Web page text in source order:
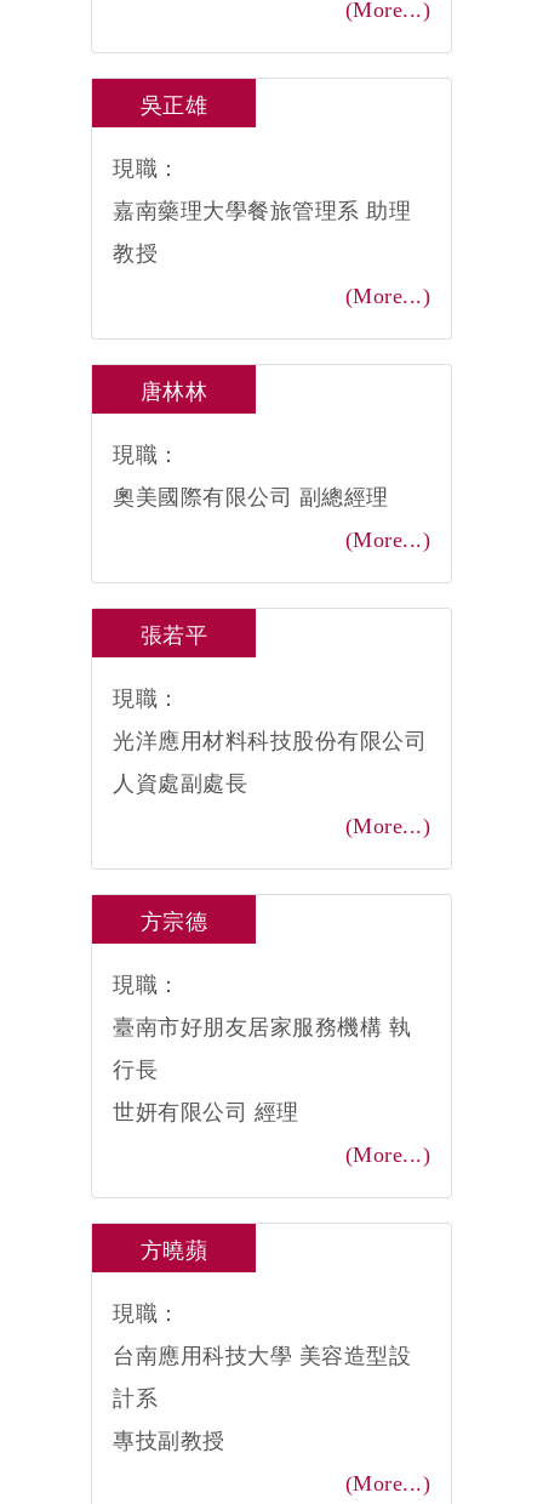
(More...)
吳正雄
現職：
嘉南藥理大學餐旅管理系 助理
教授
(More...)
唐林林
現職：
奧美國際有限公司 副總經理
(More...)
張若平
現職：
光洋應用材料科技股份有限公司
人資處副處長
(More...)
方宗德
現職：
臺南市好朋友居家服務機構 執
行長
世妍有限公司 經理
(More...)
方曉蘋
現職：
台南應用科技大學 美容造型設
計系
專技副教授
(More...)